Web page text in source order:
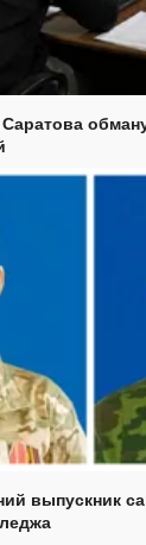
выпускник